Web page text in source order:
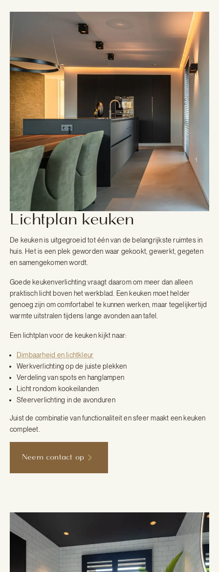
Lichtplan keuken
De keuken is uitgegroeid tot één van de belangrijkste ruimtes in
huis. Het is een plek geworden waar gekookt, gewerkt, gegeten
en samengekomen wordt.
Goede keukenverlichting vraagt daarom om meer dan alleen
praktisch licht boven het werkblad. Een keuken moet helder
genoeg zijn om comfortabel te kunnen werken, maar tegelijkertijd
warmte uitstralen tijdens lange avonden aan tafel.
Een lichtplan voor de keuken kijkt naar:
Dimbaarheid en lichtkleur
Werkverlichting op de juiste plekken
Verdeling van spots en hanglampen
Licht rondom kookeilanden
Sfeerverlichting in de avonduren
Juist de combinatie van functionaliteit en sfeer maakt een keuken
compleet.
Neem contact op